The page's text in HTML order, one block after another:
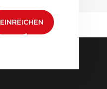
EINREICHEN